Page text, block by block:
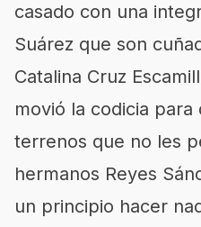
casado con una
Suárez que son
Catalina Cruz
movió la codicia
terrenos que no les
hermanos Reyes
un principio hacer